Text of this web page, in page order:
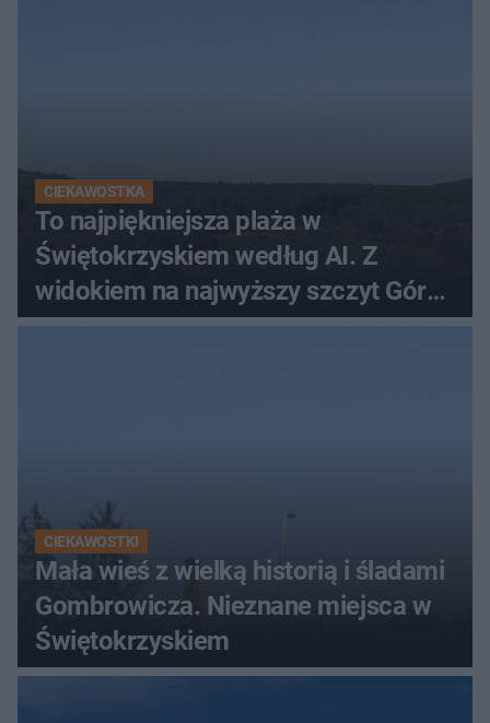
CIEKAWOSTKA
To najpiękniejsza plaża w
Świętokrzyskiem według AI. Z
widokiem na najwyższy szczyt Gór
Świętokrzyskich
CIEKAWOSTKI
Mała wieś z wielką historią i śladami
Gombrowicza. Nieznane miejsca w
Świętokrzyskiem